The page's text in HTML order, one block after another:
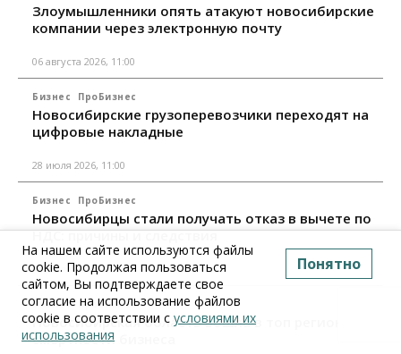
Злоумышленники опять атакуют новосибирские
компании через электронную почту
06 августа 2026, 11:00
Бизнес ПроБизнес
Новосибирские грузоперевозчики переходят на
цифровые накладные
28 июля 2026, 11:00
Бизнес ПроБизнес
Новосибирцы стали получать отказ в вычете по
НДС: причины и следствия
24 июля 2026, 10:30
Бизнес ПроБизнес
Новосибирская область вошла в топ регионов по
смертности бизнеса
На нашем сайте используются файлы
cookie. Продолжая пользоваться
сайтом, Вы подтверждаете свое
согласие на использование файлов
cookie в соответствии с условиями их
использования
Понятно